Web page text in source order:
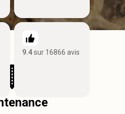
9.4sur 16866 avis